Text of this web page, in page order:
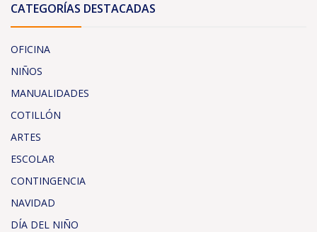
CATEGORÍAS DESTACADAS
OFICINA
NIÑOS
MANUALIDADES
COTILLÓN
ARTES
ESCOLAR
CONTINGENCIA
NAVIDAD
DÍA DEL NIÑO